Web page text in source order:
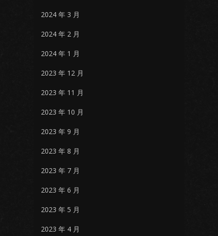
2024 年 3 月
2024 年 2 月
2024 年 1 月
2023 年 12 月
2023 年 11 月
2023 年 10 月
2023 年 9 月
2023 年 8 月
2023 年 7 月
2023 年 6 月
2023 年 5 月
2023 年 4 月